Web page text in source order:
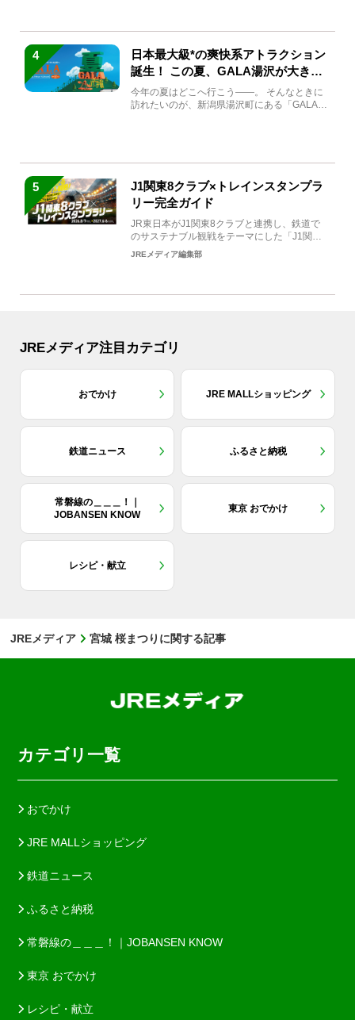
4
日本最大級*の爽快系アトラクション
誕生！ この夏、GALA湯沢が大きく
生まれ変わる
今年の夏はどこへ行こう――。 そんなときに
訪れたいのが、新潟県湯沢町にある「GALA湯
5
J1関東8クラブ×トレインスタンプラ
リー完全ガイド
JR東日本がJ1関東8クラブと連携し、鉄道で
のサステナブル観戦をテーマにした「J1関東8
クラブ×トレイン...
JREメディア編集部
JREメディア注目カテゴリ
おでかけ JRE MALLショッピング
鉄道ニュース ふるさと納税
常磐線の＿＿＿！｜
JOBANSEN KNOW
東京 おでかけ
レシピ・献立
JREメディア 宮城 桜まつりに関する記事
カテゴリ一覧
おでかけ
JRE MALLショッピング
鉄道ニュース
ふるさと納税
常磐線の＿＿＿！｜JOBANSEN KNOW
東京 おでかけ
レシピ・献立